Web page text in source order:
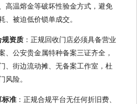
高温熔金等破坏性验金方式，避免
、被迫低价锁单成交。
规资质 ：正规回收门店必须具备营业
、公安贵金属特种备案三证齐全，
、街边流动摊、无备案工作室，杜
风险。
标准 ：正规合规平台无任何折旧费、